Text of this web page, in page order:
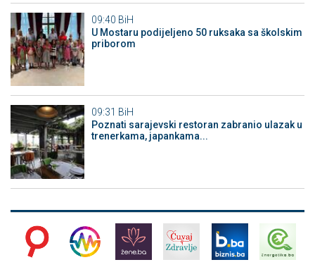
09:40 BiH
U Mostaru podijeljeno 50 ruksaka sa školskim
priborom
09:31 BiH
Poznati sarajevski restoran zabranio ulazak u
trenerkama, japankama...